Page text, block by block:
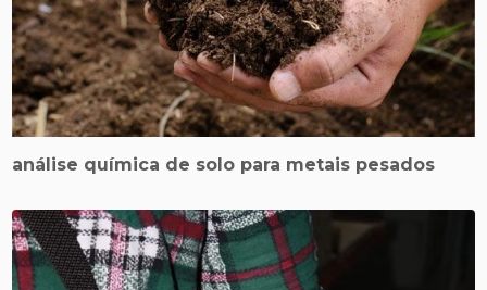
análise química de solo para metais pesados